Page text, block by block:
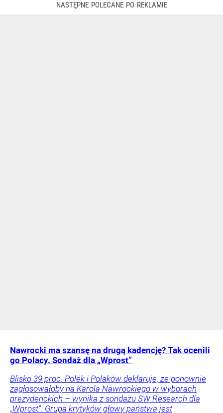
Nawrocki ma szansę na drugą kadencję? Tak ocenili
go Polacy. Sondaż dla „Wprost”
Blisko 39 proc. Polek i Polaków deklaruje, że ponownie
zagłosowałoby na Karola Nawrockiego w wyborach
prezydenckich – wynika z sondażu SW Research dla
„Wprost”. Grupa krytyków głowy państwa jest